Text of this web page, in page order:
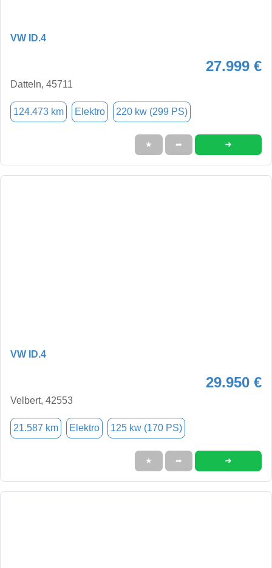
VW ID.4
27.999 €
Datteln, 45711
124.473 km Elektro 220 kw (299 PS)
★ ➦ ➜
VW ID.4
29.950 €
Velbert, 42553
21.587 km Elektro 125 kw (170 PS)
★ ➦ ➜